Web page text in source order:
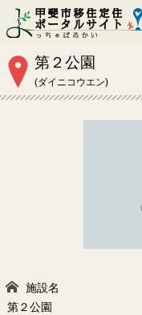
第２公園
(ダイニコウエン)
施設名
第２公園